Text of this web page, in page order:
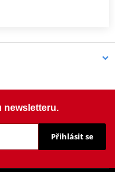
newsletteru.
Přihlásit se